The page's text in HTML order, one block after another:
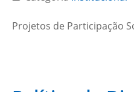
Projetos de Participação